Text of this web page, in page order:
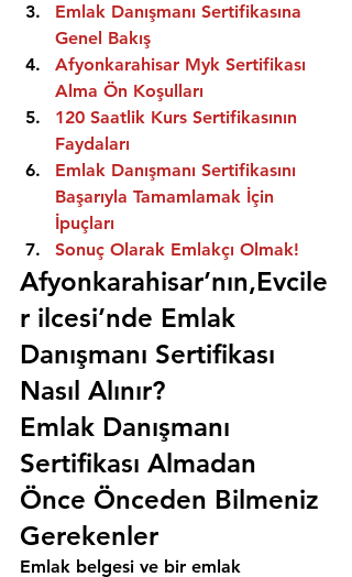
Emlak Danışmanı Sertifikasına
Genel Bakış
Afyonkarahisar Myk Sertifikası
Alma Ön Koşulları
120 Saatlik Kurs Sertifikasının
Faydaları
Emlak Danışmanı Sertifikasını
Başarıyla Tamamlamak İçin
İpuçları
Sonuç Olarak Emlakçı Olmak!
Afyonkarahisar’nın,Evcile
r ilcesi’nde Emlak
Danışmanı Sertifikası
Nasıl Alınır?
Emlak Danışmanı
Sertifikası Almadan
Önce Önceden Bilmeniz
Gerekenler
Emlak belgesi ve bir emlak